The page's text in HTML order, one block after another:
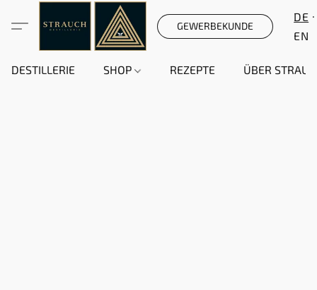
GEWERBEKUNDE
DE
EN
DESTILLERIE SHOP REZEPTE ÜBER